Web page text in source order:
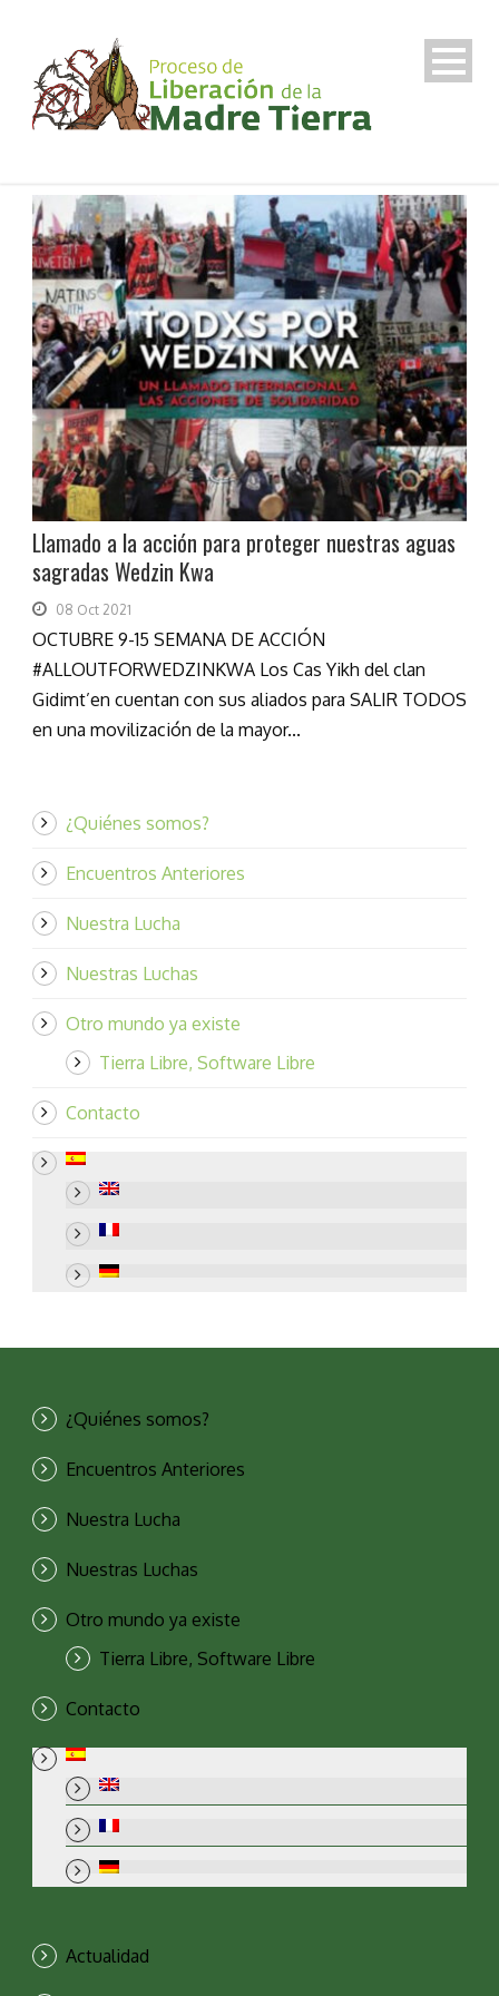
Llamado a la acción para proteger nuestras aguas
sagradas Wedzin Kwa
08 Oct 2021
OCTUBRE 9-15 SEMANA DE ACCIÓN
#ALLOUTFORWEDZINKWA Los Cas Yikh del clan
Gidimt’en cuentan con sus aliados para SALIR TODOS
en una movilización de la mayor...
¿Quiénes somos?
Encuentros Anteriores
Nuestra Lucha
Nuestras Luchas
Otro mundo ya existe
Tierra Libre, Software Libre
Contacto
¿Quiénes somos?
Encuentros Anteriores
Nuestra Lucha
Nuestras Luchas
Otro mundo ya existe
Tierra Libre, Software Libre
Contacto
Actualidad